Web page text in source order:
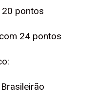
pontos
24 pontos